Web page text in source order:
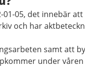
01-05, det innebär
och har
samt att
under